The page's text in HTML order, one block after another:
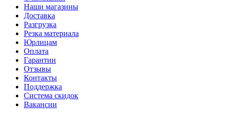
Наши магазины
Доставка
Разгрузка
Резка материала
Юрлицам
Оплата
Гарантии
Отзывы
Контакты
Поддержка
Система скидок
Вакансии